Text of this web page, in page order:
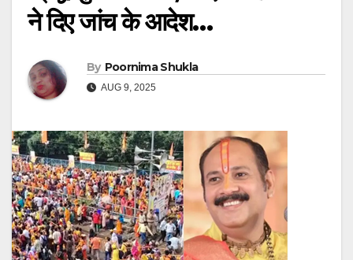
ने दिए जांच के आदेश…
By Poornima Shukla
AUG 9, 2025